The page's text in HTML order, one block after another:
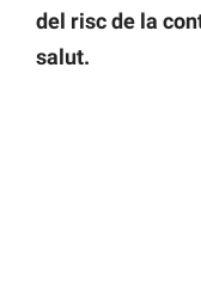
del risc de la
salut.